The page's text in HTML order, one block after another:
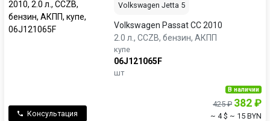
Volkswagen Jetta 5
Volkswagen Passat CC 2010
2.0 л., CCZB, бензин, АКПП
купе
06J121065F
шт
Консультация
В наличии
425 ₽ 382 ₽
~ 4 $ ~ 15 BYN